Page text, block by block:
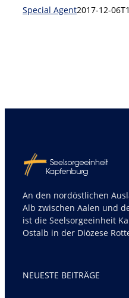
Special Agent2017-12-
An den nordöstlichen
Alb zwischen Aalen und
ist die Seelsorgeeinheit
Ostalb in der Diözese
NEUESTE BEITRÄGE